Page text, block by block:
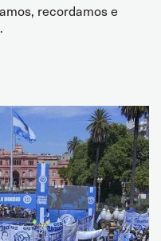
recordamos e